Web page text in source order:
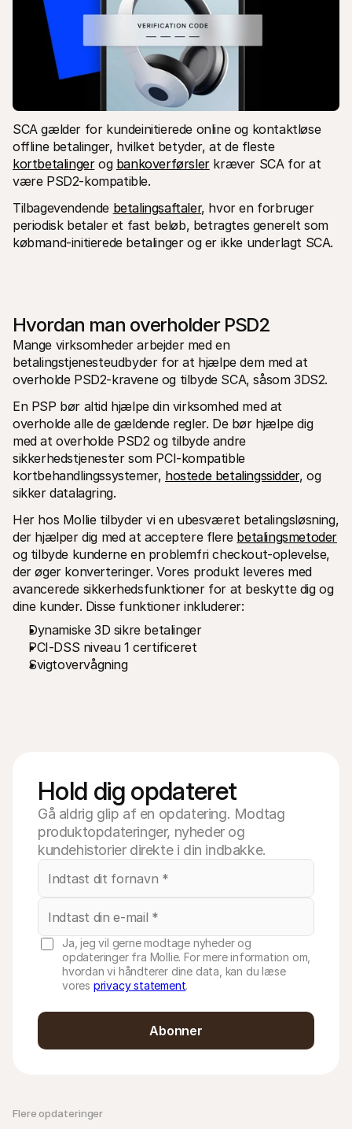
SCA gælder for kundeinitierede online og kontaktløse
offline betalinger, hvilket betyder, at de fleste
kortbetalinger og bankoverførsler kræver SCA for at
være PSD2-kompatible.
Tilbagevendende betalingsaftaler, hvor en forbruger
periodisk betaler et fast beløb, betragtes generelt som
købmand-initierede betalinger og er ikke underlagt SCA.
Hvordan man overholder PSD2
Mange virksomheder arbejder med en
betalingstjenesteudbyder for at hjælpe dem med at
overholde PSD2-kravene og tilbyde SCA, såsom 3DS2.
En PSP bør altid hjælpe din virksomhed med at
overholde alle de gældende regler. De bør hjælpe dig
med at overholde PSD2 og tilbyde andre
sikkerhedstjenester som PCI-kompatible
kortbehandlingssystemer, hostede betalingssidder, og
sikker datalagring.
Her hos Mollie tilbyder vi en ubesværet betalingsløsning,
der hjælper dig med at acceptere flere betalingsmetoder
og tilbyde kunderne en problemfri checkout-oplevelse,
der øger konverteringer. Vores produkt leveres med
avancerede sikkerhedsfunktioner for at beskytte dig og
dine kunder. Disse funktioner inkluderer:
Dynamiske 3D sikre betalinger
PCI-DSS niveau 1 certificeret
Svigtovervågning
Flere opdateringer
Hold dig opdateret
Gå aldrig glip af en opdatering. Modtag
produktopdateringer, nyheder og
kundehistorier direkte i din indbakke.
Ja, jeg vil gerne modtage nyheder og
opdateringer fra Mollie. For mere information om,
hvordan vi håndterer dine data, kan du læse
vores privacy statement.
Abonner